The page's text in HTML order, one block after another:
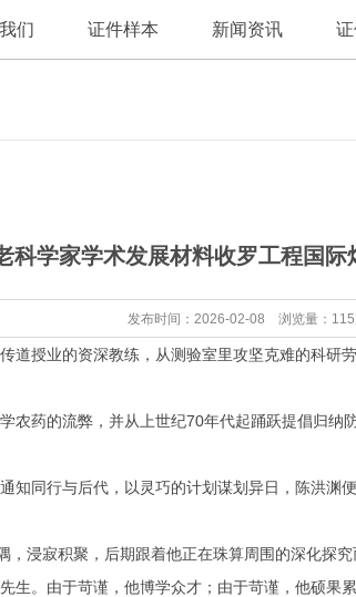
们 证件样本 新闻资讯
科学家学术发展材料收罗工程国际
发布时间：2026-02-08 浏览量：115
授业的资深教练，从测验室里攻坚克难的科研
药的流弊，并从上世纪70年代起踊跃提倡归纳
同行与后代，以灵巧的计划谋划异日，陈洪渊
浸寂积聚，后期跟着他正在珠算周围的深化探究
。由于苛谨，他博学众才；由于苛谨，他硕果